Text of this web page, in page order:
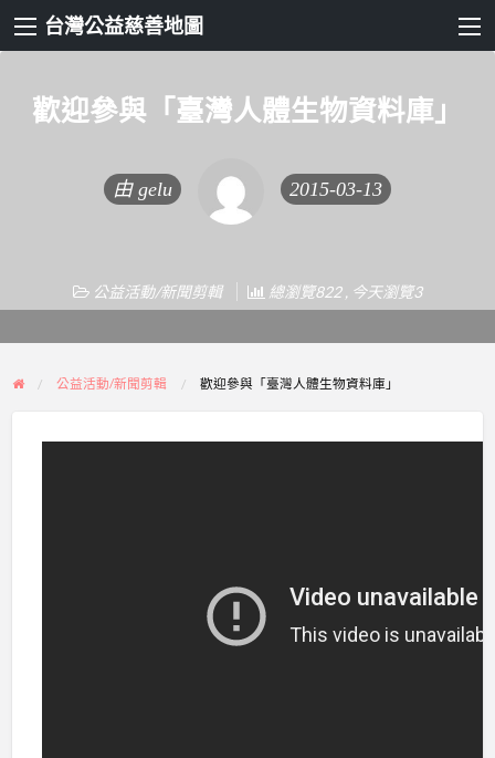
台灣公益慈善地圖
歡迎參與「臺灣人體生物資料庫」
由 gelu 2015-03-13
公益活動/新聞剪輯 總瀏覽822 , 今天瀏覽3
公益活動/新聞剪輯 歡迎參與「臺灣人體生物資料庫」